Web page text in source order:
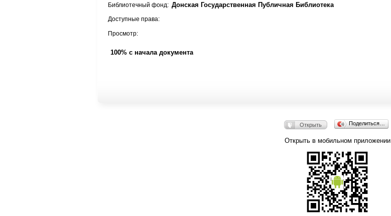
Библиотечный фонд: Донская Государственная Публичная Библиотека
Доступные права:
Просмотр:
100% с начала документа
Открыть Поделиться…
Открыть в мобильном приложении